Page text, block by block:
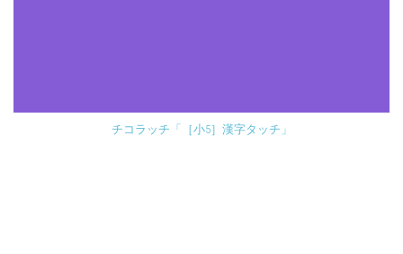
チコラッチ「［小5］漢字タッチ」